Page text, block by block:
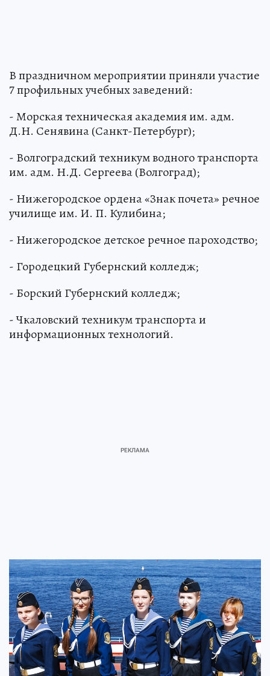
В праздничном мероприятии приняли участие
7 профильных учебных заведений:
- Морская техническая академия им. адм.
Д.Н. Сенявина (Санкт-Петербург);
- Волгоградский техникум водного транспорта
им. адм. Н.Д. Сергеева (Волгоград);
- Нижегородское ордена «Знак почета» речное
училище им. И. П. Кулибина;
- Нижегородское детское речное пароходство;
- Городецкий Губернский колледж;
- Борский Губернский колледж;
- Чкаловский техникум транспорта и
информационных технологий.